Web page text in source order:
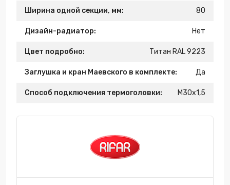
Ширина одной секции, мм: 80
Дизайн-радиатор: Нет
Цвет подробно: Титан RAL 9223
Заглушка и кран Маевского в комплекте: Да
Способ подключения термоголовки: М30х1,5